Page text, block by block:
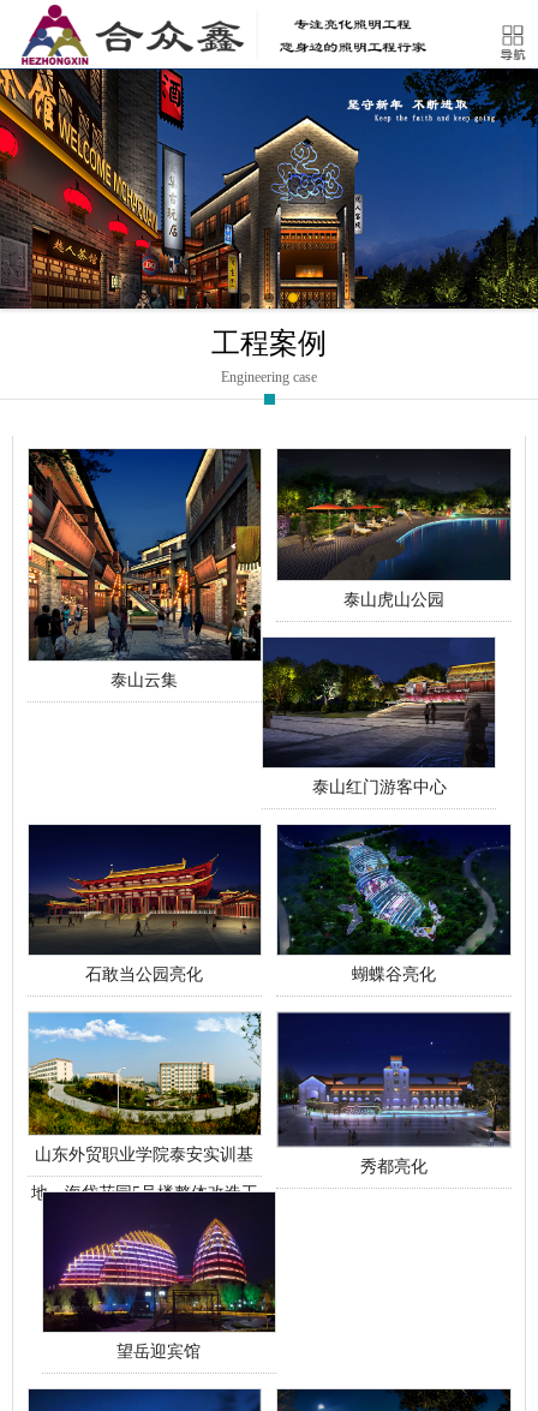
工程案例
Engineering case
泰山云集
泰山虎山公园
泰山红门游客中心
蝴蝶谷亮化
石敢当公园亮化
秀都亮化
山东外贸职业学院泰安实训基
地—海岱花园5号楼整体改造工
程
望岳迎宾馆